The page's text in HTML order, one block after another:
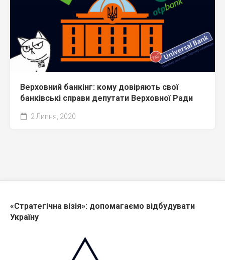
Верховний банкінг: кому довіряють свої
банківські справи депутати Верховної Ради
2 Липня, 2020
«Стратегічна візія»: допомагаємо відбудувати
Україну